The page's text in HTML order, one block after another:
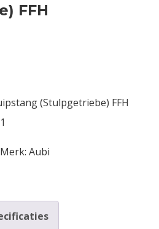
FFH
(Stulpgetriebe) FFH
Merk: Aubi